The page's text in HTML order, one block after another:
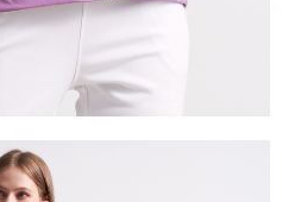
戶之使用額度並採取法律行動。